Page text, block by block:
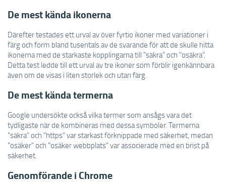
De mest kända ikonerna
Därefter testades ett urval av över fyrtio ikoner med variationer i
färg och form bland tusentals av de svarande för att de skulle hitta
ikonerna med de starkaste kopplingarna till "säkra" och "osäkra".
Detta test ledde till ett urval av tre ikoner som förblir igenkännbara
även om de visas i liten storlek och utan färg.
De mest kända termerna
Google undersökte också vilka termer som ansågs vara det
tydligaste när de kombineras med dessa symboler. Termerna
"säkra" och "https" var starkast förknippade med säkerhet, medan
"osäker" och "osäker webbplats" var associerade med en brist på
säkerhet.
Genomförande i Chrome